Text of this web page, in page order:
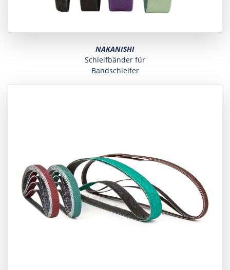
NAKANISHI
Schleifbänder für
Bandschleifer